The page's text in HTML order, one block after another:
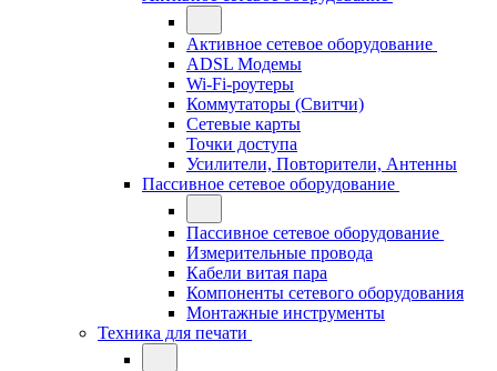
Активное сетевое оборудование
ADSL Модемы
Wi-Fi-роутеры
Коммутаторы (Свитчи)
Сетевые карты
Точки доступа
Усилители, Повторители, Антенны
Пассивное сетевое оборудование
Пассивное сетевое оборудование
Измерительные провода
Кабели витая пара
Компоненты сетевого оборудования
Монтажные инструменты
Техника для печати